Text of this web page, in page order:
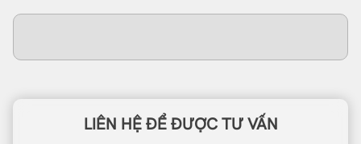
LIÊN HỆ ĐỂ ĐƯỢC TƯ VẤN